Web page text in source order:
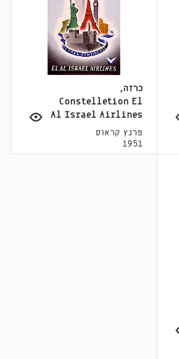
כרזה,
Constelletion El
Al Israel Airlines
פרנץ קראוס
1951